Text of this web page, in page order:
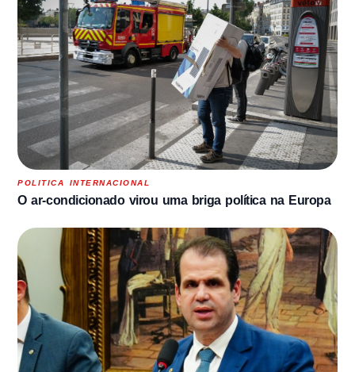
POLITICA INTERNACIONAL
O ar-condicionado virou uma briga política na Europa